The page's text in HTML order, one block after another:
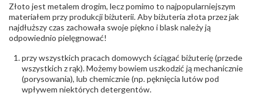
Rodzaje
kamieni:
Cyrkonie obrączki
Liczba kamieni:
Cyrkonie obrączki - 5 szt.
Szlif kamieni:
(łącznie)
INNE PARAMETRY
Złoto jest metalem drogim, lecz pomimo to najpopularniejszym
materiałem przy produkcji biżuterii. Aby biżuteria złota przez jak
najdłuższy czas zachowała swoje piękno i blask należy ją
odpowiednio pielęgnować!
przy wszystkich pracach domowych ściągać biżuterię (przede
wszystkich z rąk). Możemy bowiem uszkodzić ją mechanicznie
(porysowania), lub chemicznie (np. pęknięcia lutów pod
wpływem niektórych detergentów.